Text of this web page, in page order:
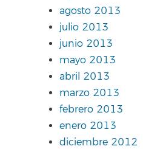
agosto 2013
julio 2013
junio 2013
mayo 2013
abril 2013
marzo 2013
febrero 2013
enero 2013
diciembre 2012